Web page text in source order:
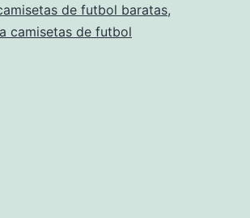
de futbol baratas,
camisetas de futbol